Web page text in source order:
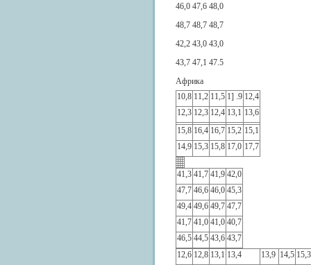
46,0 47,6 48,0
48,7 48,7 48,7
42,2 43,0 43,0
43,7 47,1 47.5
Африка
10,8 11,2 11,5 1] .9 12,4
12,3 12,3 12,4 13,1 13,6
15,8 16,4 16,7 15,2 15,1
14,9 15,3 15,8 17,0 17,7
41,3 41,7 41,9 42,0
47,7 46,6 46,0 45,3
49,4 49,6 49,7 47,7
41,7 41,0 41,0 40,7
46,5 44,5 43,6 43,7
12,6 12,8 13,1 13,4 13,9 14,5 15,3